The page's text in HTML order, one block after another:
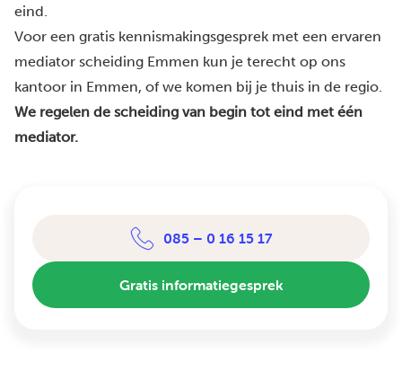
eind.
Voor een gratis kennismakingsgesprek met een ervaren
mediator scheiding Emmen kun je terecht op ons
kantoor in Emmen, of we komen bij je thuis in de regio.
We regelen de scheiding van begin tot eind met één
mediator.
085 – 0 16 15 17
Gratis informatiegesprek